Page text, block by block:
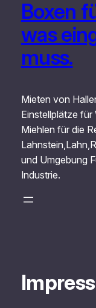
Boxen
was
muss.
Mieten von
Einstellplätze für
Miehlen für die
und Umgebung
Industrie.